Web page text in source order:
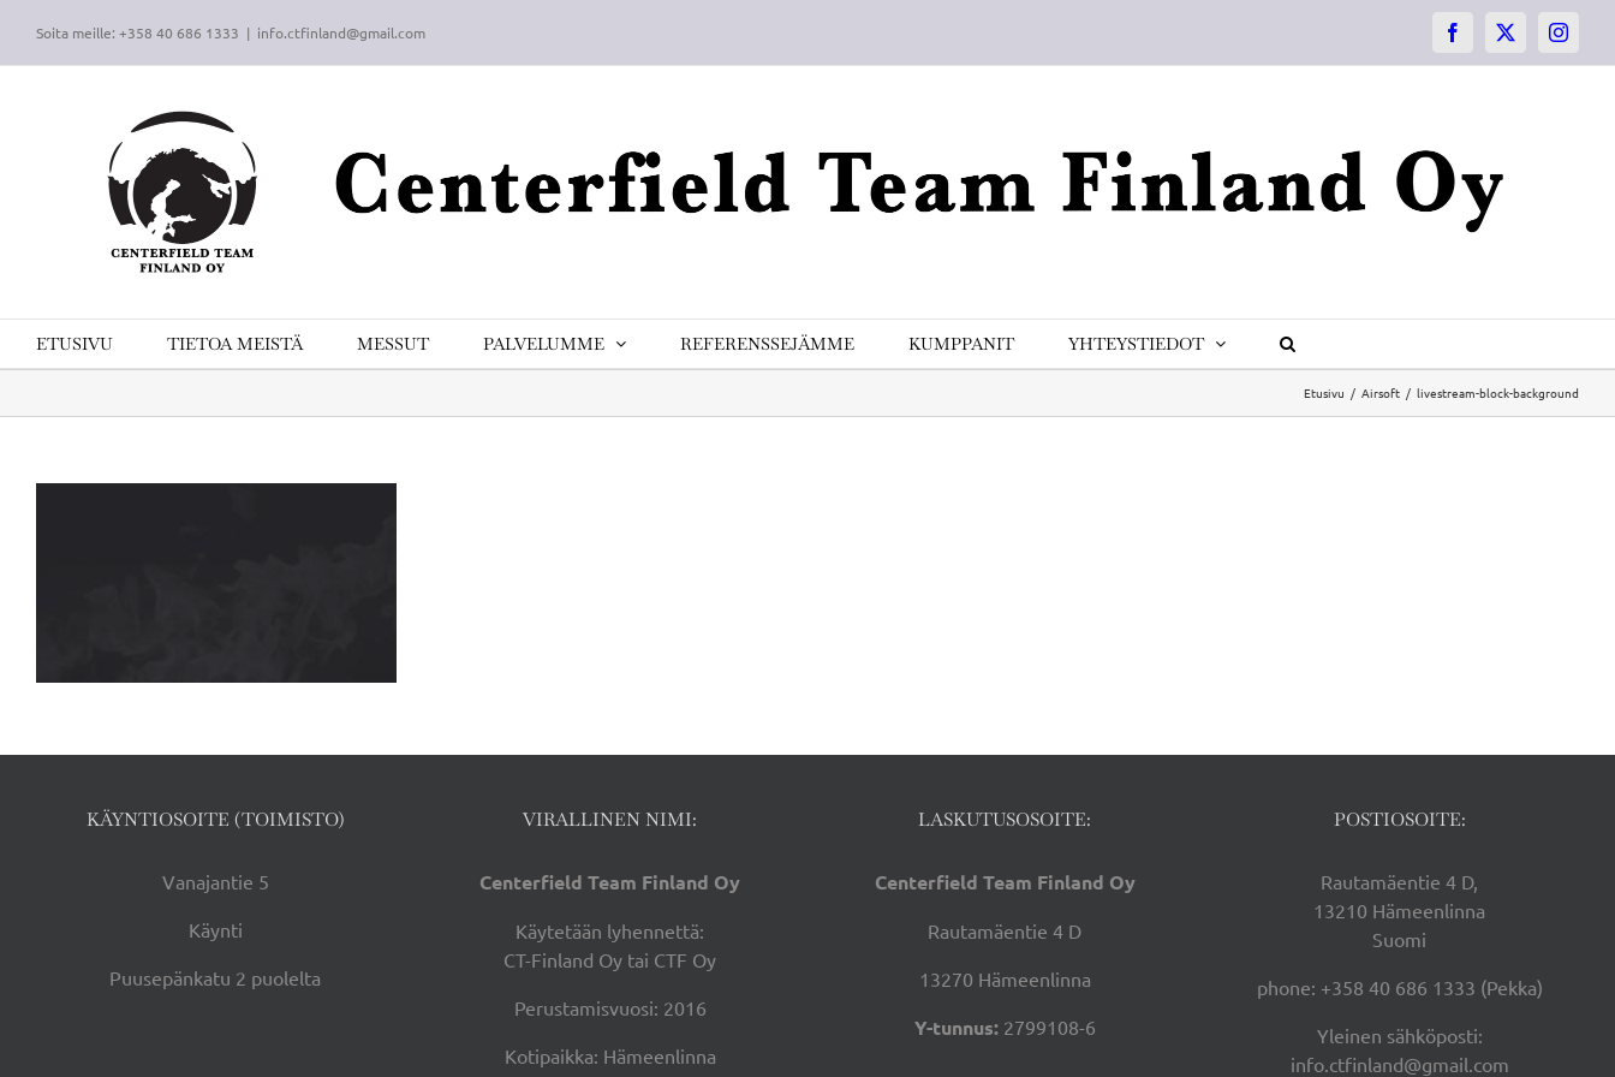
content
Soita meille: +358 40 686 1333 | info.ctfinland@gmail.com Facebook
X
ETUSIVU TIETOA MEISTÄ MESSUT PALVELUMME REFERENSSEJÄMME KUMPPANIT YHTEYSTIEDOT
Etusivu Airsoft livestream-block-background
KÄYNTIOSOITE (TOIMISTO)
Vanajantie 5
Käynti
Puusepänkatu 2 puolelta
VIRALLINEN NIMI:
Centerfield Team Finland Oy
Käytetään lyhennettä:
CT-Finland Oy tai CTF Oy
Perustamisvuosi: 2016
Kotipaikka: Hämeenlinna
LASKUTUSOSOITE:
Centerfield Team Finland Oy
Rautamäentie 4 D
13270 Hämeenlinna
Y-tunnus: 2799108-6
POSTIOSOITE:
Rautamäentie 4 D,
13210 Hämeenlinna
Suomi
phone: +358 40 686 1333 (Pekka)
Yleinen sähköposti:
info.ctfinland@gmail.com